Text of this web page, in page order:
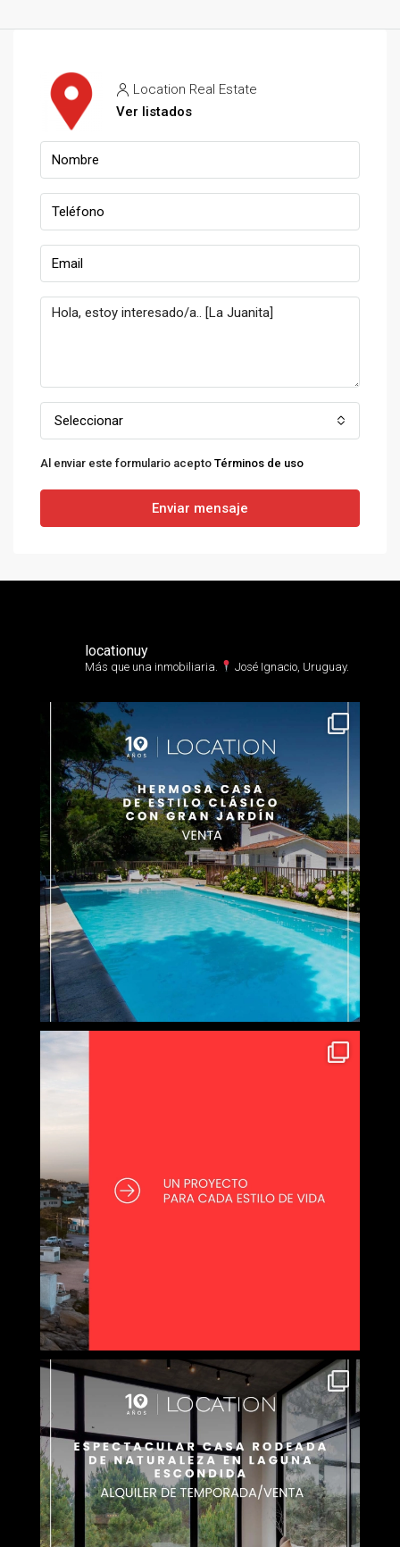
Location Real Estate
Ver listados
Seleccionar
Al enviar este formulario acepto Términos de uso
Enviar mensaje
locationuy
Más que una inmobiliaria.⁣ José Ignacio, Uruguay.